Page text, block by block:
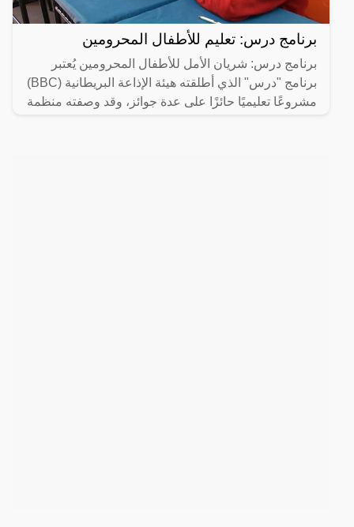
برنامج درس: تعليم للأطفال المحرومين
برنامج درس: شريان الأمل للأطفال المحرومين يُعتبر
برنامج "درس" الذي أطلقته هيئة الإذاعة البريطانية (BBC)
مشروعًا تعليميًا حائزًا على عدة جوائز، وقد وصفته منظمة